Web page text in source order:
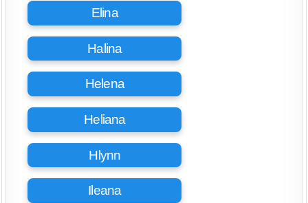
Elina
Halina
Helena
Heliana
Hlynn
Ileana